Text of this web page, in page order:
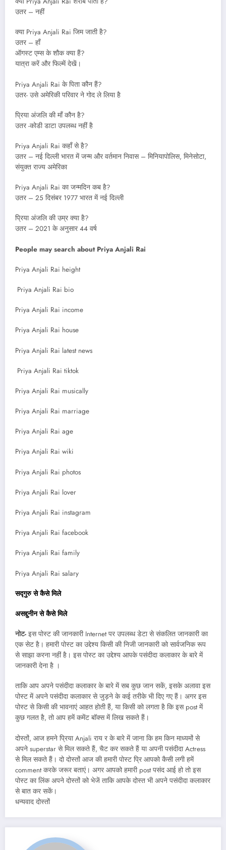
उतर – नहीं
क्या Priya Anjali Rai जिम जाती है?
उतर – हाँ
ऑगस्ट एम्स के शौक क्या हैं?
यात्रा करें और फिल्में देखें।
Priya Anjali Rai के पिता कौन हैं?
उतर- उसे अमेरिकी परिवार ने गोद ले लिया है
प्रिया अंजलि की माँ कौन है?
उतर -कोडी डाटा उपलब्ध नहीं है
Priya Anjali Rai कहाँ से है?
उतर – नई दिल्ली भारत में जन्म और वर्तमान निवास – मिनियापोलिस, मिनेसोटा,
संयुक्त राज्य अमेरिका
Priya Anjali Rai का जन्मदिन कब है?
उतर – 25 दिसंबर 1977 भारत में नई दिल्ली
प्रिया अंजलि की उम्र क्या है?
उतर – 2021 के अनुसार 44 वर्ष
People may search about Priya Anjali Rai
Priya Anjali Rai height
Priya Anjali Rai bio
Priya Anjali Rai income
Priya Anjali Rai house
Priya Anjali Rai latest news
Priya Anjali Rai tiktok
Priya Anjali Rai musically
Priya Anjali Rai marriage
Priya Anjali Rai age
Priya Anjali Rai wiki
Priya Anjali Rai photos
Priya Anjali Rai lover
Priya Anjali Rai instagram
Priya Anjali Rai facebook
Priya Anjali Rai family
Priya Anjali Rai salary
सद्गुरु से कैसे मिले
असद्दुनीन से कैसे मिले
नोट- इस पोस्ट की जानकारी Internet पर उपलब्ध डेटा से संकलित जानकारी का
एक सेट है। हमारी पोस्ट का उद्देश्य किसी की निजी जानकारी को सार्वजनिक रूप
से साझा करना नहीं है। इस पोस्ट का उद्देश्य आपके पसंदीदा कलाकार के बारे में
जानकारी देना है ।
ताकि आप अपने पसंदीदा कलाकार के बारे में सब कुछ जान सकें, इसके अलावा इस
पोस्ट में अपने पसंदीदा कलाकार से जुड़ने के कई तरीके भी दिए गए हैं। अगर इस
पोस्ट से किसी की भावनाएं आहत होती हैं, या किसी को लगता है कि इस post में
कुछ गलत है, तो आप हमें कमेंट बॉक्स में लिख सकते हैं।
दोस्तों, आज हमने प्रिया Anjali राय र के बारे में जाना कि हम किन माध्यमों से
अपने superstar से मिल सकते हैं, चैट कर सकते हैं या अपनी पसंदीदा Actress
से मिल सकते हैं। दो दोस्तों आज की हमारी पोस्ट प्रि आपको कैसी लगी हमें
comment करके जरूर बताएं। अगर आपको हमारी post पसंद आई हो तो इस
पोस्ट का लिंक अपने दोस्तों को भेजें ताकि आपके दोस्त भी अपने पसंदीदा कलाकार
से बात कर सकें।
धन्यवाद दोस्तों